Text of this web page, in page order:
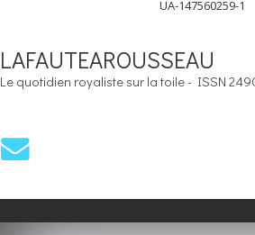
UA-147560259-1
LAFAUTEAROUSSEAU
Le quotidien royaliste sur la toile - ISSN